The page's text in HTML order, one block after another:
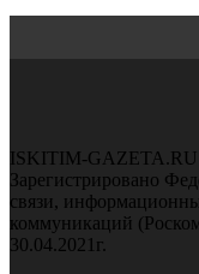
ISKITIM-GAZETA.RU
Зарегистрировано
связи,
коммуникаций
30.04.2021г.